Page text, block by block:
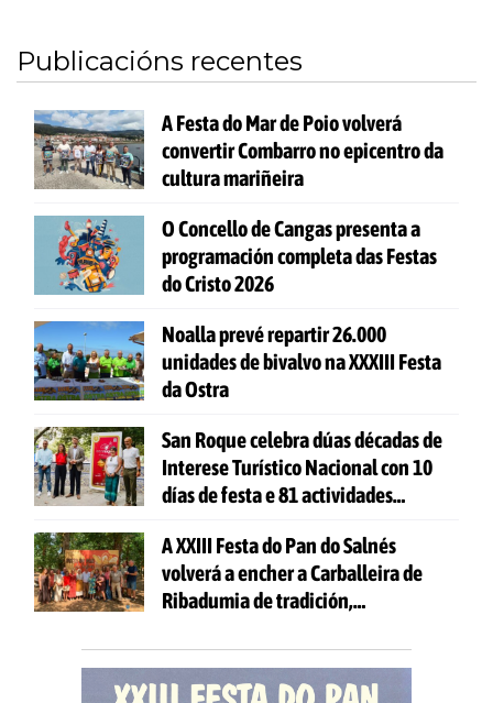
Publicacións recentes
A Festa do Mar de Poio volverá
convertir Combarro no epicentro da
cultura mariñeira
O Concello de Cangas presenta a
programación completa das Festas
do Cristo 2026
Noalla prevé repartir 26.000
unidades de bivalvo na XXXIII Festa
da Ostra
San Roque celebra dúas décadas de
Interese Turístico Nacional con 10
días de festa e 81 actividades
A XXIII Festa do Pan do Salnés
volverá a encher a Carballeira de
Ribadumia de tradición,
todas as idades